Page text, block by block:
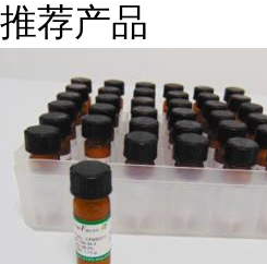
推荐产品